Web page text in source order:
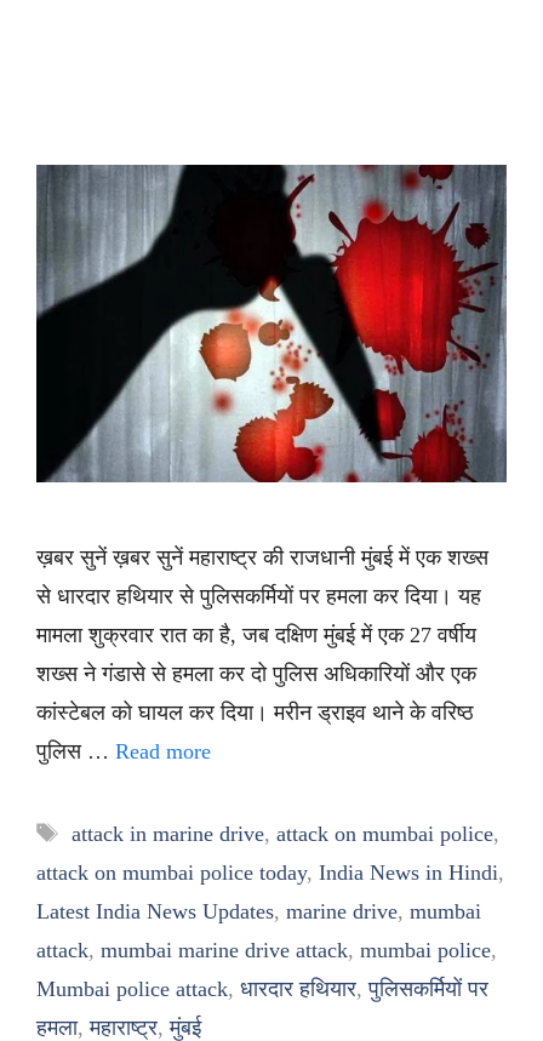
ख़बर सुनें ख़बर सुनें महाराष्ट्र की राजधानी मुंबई में एक शख्स
से धारदार हथियार से पुलिसकर्मियों पर हमला कर दिया। यह
मामला शुक्रवार रात का है, जब दक्षिण मुंबई में एक 27 वर्षीय
शख्स ने गंडासे से हमला कर दो पुलिस अधिकारियों और एक
कांस्टेबल को घायल कर दिया। मरीन ड्राइव थाने के वरिष्ठ
पुलिस … Read more
Tags
attack in marine drive, attack on mumbai police,
attack on mumbai police today, India News in Hindi,
Latest India News Updates, marine drive, mumbai
attack, mumbai marine drive attack, mumbai police,
Mumbai police attack, धारदार हथियार,पुलिसकर्मियों पर
हमला,महाराष्ट्र,मुंबई